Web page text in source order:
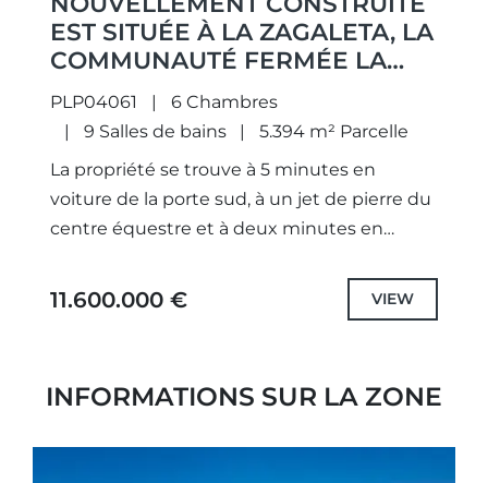
EST SITUÉE À LA ZAGALETA, LA
COMMUNAUTÉ FERMÉE LA
PLUS EXCLUSIVE D'EUROPE
AVEC UNE SÉCURITÉ 24
HEURES SUR 24.
PLP04061
6 Chambres
9 Salles de bains
5.394 m² Parcelle
La propriété se trouve à 5 minutes en
voiture de la porte sud, à un jet de pierre du
centre équestre et à deux minutes en
11.600.000 € VIEW
INFORMATIONS SUR LA ZONE